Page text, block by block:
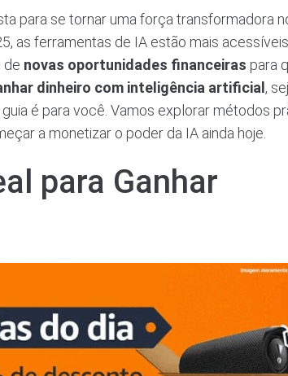
para se tornar uma força transformadora
as ferramentas de IA estão mais
de novas oportunidades financeiras para
dinheiro com inteligência artificial ,
é para você. Vamos explorar métodos
a monetizar o poder da IA ainda hoje.
para Ganhar